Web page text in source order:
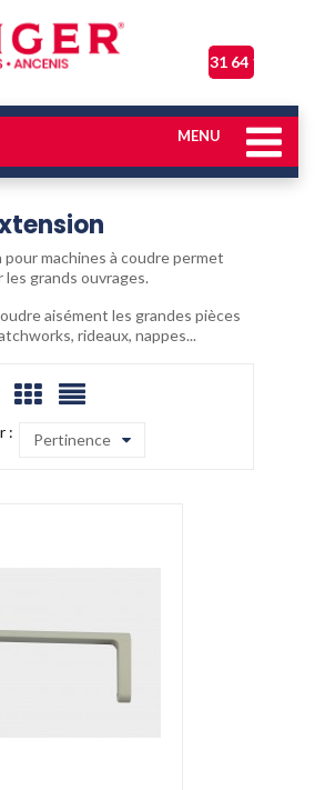
06 31 64 17 04
MENU
machines à coudre permet
grands ouvrages.
aisément les grandes pièces
rideaux, nappes...
: Pertinence